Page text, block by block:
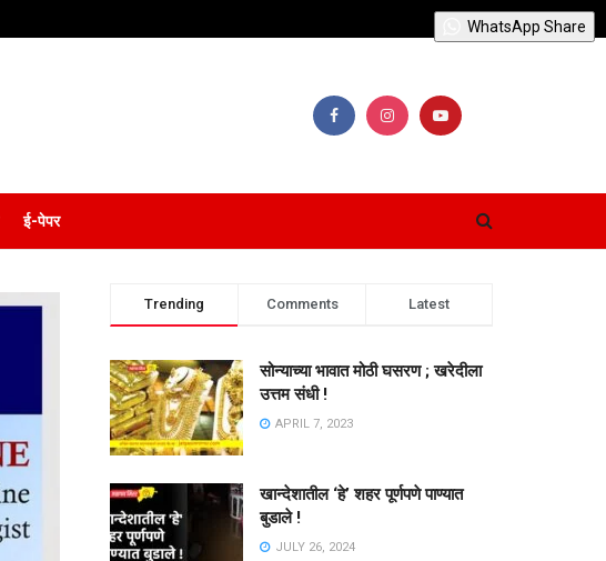
ई-पेपर
Trending Comments Latest
सोन्याच्या भावात मोठी घसरण ; खरेदीला
उत्तम संधी !
APRIL 7, 2023
खान्देशातील ‘हे’ शहर पूर्णपणे पाण्यात
बुडाले !
JULY 26, 2024
WhatsApp Share